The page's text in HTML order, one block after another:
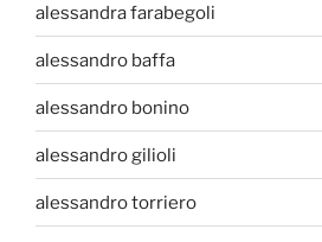
alessandra farabegoli
alessandro baffa
alessandro bonino
alessandro gilioli
alessandro torriero